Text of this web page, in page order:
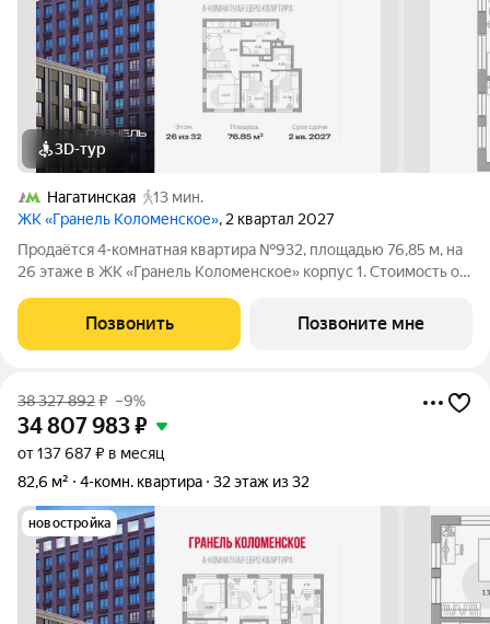
3D-тур
Нагатинская
13 мин.
ЖК «Гранель Коломенское», 2 квартал 2027
Продаётся 4-комнатная квартира №932, площадью 76,85 м, на
26 этаже в ЖК «Гранель Коломенское» корпус 1. Стоимость от
во двор. Жилой квартал «Гранель Коломенское»
расположился на юге
Позвонить Позвоните мне
38 327 892₽ –9%
34 807 983₽
от 137 687 ₽ в месяц
82,6 м²
4-комн. квартира 32 этаж из 32
новостройка